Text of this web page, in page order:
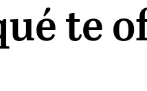
te